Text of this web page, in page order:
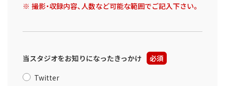
撮影・収録内容、人数など可能な範囲でご記入下さい。
当スタジオをお知りになったきっかけ
必須
Twitter